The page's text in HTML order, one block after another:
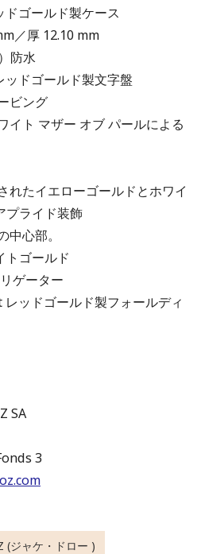
ゴールド製ケース
／厚 12.10 mm
防水
ドゴールド製文字盤
ビング
イト マザー オブ パールによる
れたイエローゴールドとホワイ
プライド装飾
中心部。
トゴールド
ゲーター
ッドゴールド製フォールディ
SA
3
(ジャケ・ドロー )